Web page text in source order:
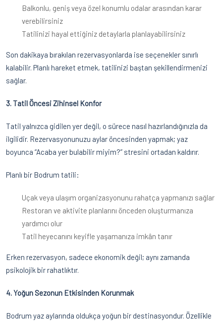
Balkonlu, geniş veya özel konumlu odalar arasından karar
verebilirsiniz
Tatilinizi hayal ettiğiniz detaylarla planlayabilirsiniz
Son dakikaya bırakılan rezervasyonlarda ise seçenekler sınırlı
kalabilir. Planlı hareket etmek, tatilinizi baştan şekillendirmenizi
sağlar.
3. Tatil Öncesi Zihinsel Konfor
Tatil yalnızca gidilen yer değil, o sürece nasıl hazırlandığınızla da
ilgilidir. Rezervasyonunuzu aylar öncesinden yapmak; yaz
boyunca “Acaba yer bulabilir miyim?” stresini ortadan kaldırır.
Planlı bir Bodrum tatili:
Uçak veya ulaşım organizasyonunu rahatça yapmanızı sağlar
Restoran ve aktivite planlarını önceden oluşturmanıza
yardımcı olur
Tatil heyecanını keyifle yaşamanıza imkân tanır
Erken rezervasyon, sadece ekonomik değil; aynı zamanda
psikolojik bir rahatlıktır.
4. Yoğun Sezonun Etkisinden Korunmak
Bodrum yaz aylarında oldukça yoğun bir destinasyondur. Özellikle